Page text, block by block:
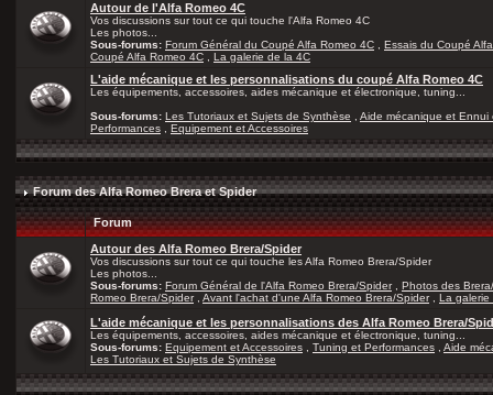
Autour de l'Alfa Romeo 4C
Vos discussions sur tout ce qui touche l'Alfa Romeo 4C
Les photos...
Sous-forums: Forum Général du Coupé Alfa Romeo 4C
Essais du Coupé
Coupé Alfa Romeo 4C
La galerie de la 4C
L'aide mécanique et les personnalisations du coupé Alfa Romeo 4C
Les équipements, accessoires, aides mécanique et électronique, tuning...
Sous-forums: Les Tutoriaux et Sujets de Synthèse
Aide mécanique et Ennui
Performances
Equipement et Accessoires
Forum des Alfa Romeo Brera et Spider
Forum
Autour des Alfa Romeo Brera/Spider
Vos discussions sur tout ce qui touche les Alfa Romeo Brera/Spider
Les photos...
Sous-forums: Forum Général de l'Alfa Romeo Brera/Spider, Photos des
Romeo Brera/Spider, Avant l'achat d'une Alfa Romeo Brera/Spider, La galerie
L'aide mécanique et les personnalisations des Alfa Romeo Brera/
Les équipements, accessoires, aides mécanique et électronique, tuning...
Sous-forums: Equipement et Accessoires Tuning et Performances
Aide
Les Tutoriaux et Sujets de Synthèse